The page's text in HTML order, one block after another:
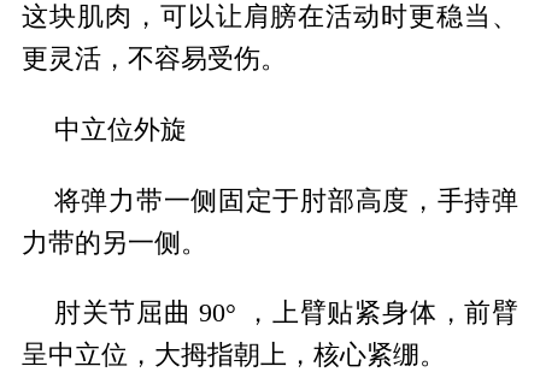
这块肌肉，可以让肩膀在活动时更稳当、
更灵活，不容易受伤。
中立位外旋
将弹力带一侧固定于肘部高度，手持弹
力带的另一侧。
肘关节屈曲 90° ，上臂贴紧身体，前臂
呈中立位，大拇指朝上，核心紧绷。